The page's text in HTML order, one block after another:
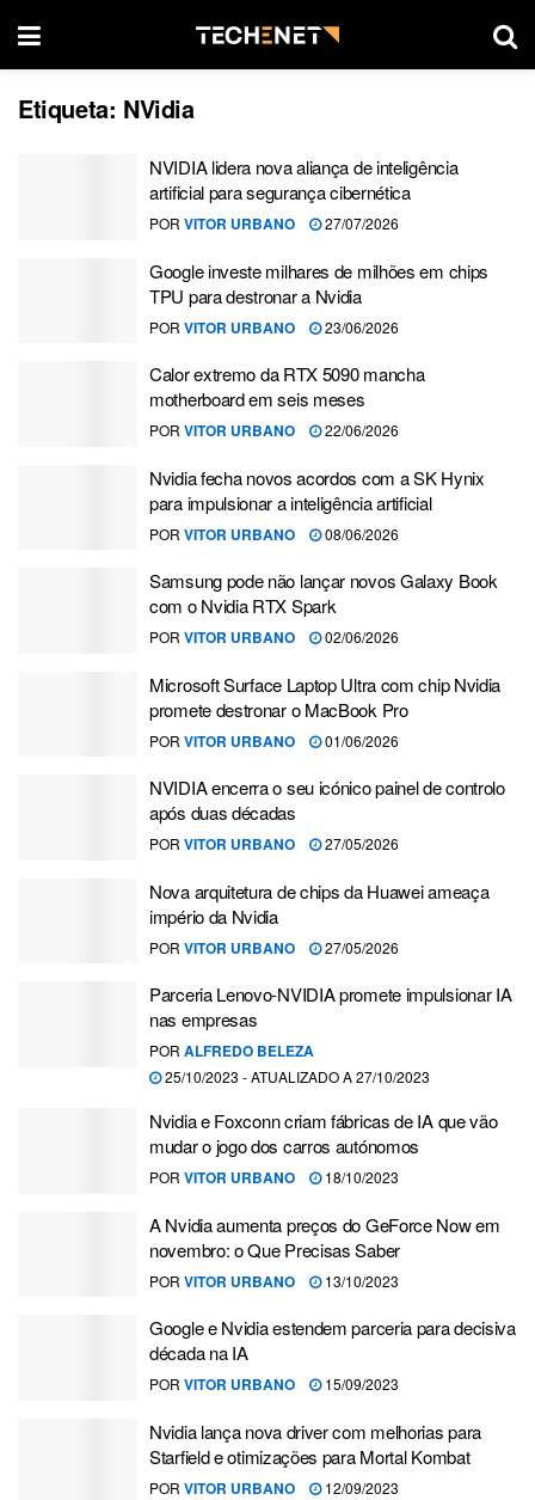
Etiqueta: NVidia
NVIDIA lidera nova aliança de inteligência
artificial para segurança cibernética
POR VITOR URBANO 27/07/2026
Google investe milhares de milhões em chips
TPU para destronar a Nvidia
POR VITOR URBANO 23/06/2026
Calor extremo da RTX 5090 mancha
motherboard em seis meses
POR VITOR URBANO 22/06/2026
Nvidia fecha novos acordos com a SK Hynix
para impulsionar a inteligência artificial
POR VITOR URBANO 08/06/2026
Samsung pode não lançar novos Galaxy Book
com o Nvidia RTX Spark
POR VITOR URBANO 02/06/2026
Microsoft Surface Laptop Ultra com chip Nvidia
promete destronar o MacBook Pro
POR VITOR URBANO 01/06/2026
NVIDIA encerra o seu icónico painel de controlo
após duas décadas
POR VITOR URBANO 27/05/2026
Nova arquitetura de chips da Huawei ameaça
império da Nvidia
POR VITOR URBANO 27/05/2026
Parceria Lenovo-NVIDIA promete impulsionar IA
nas empresas
POR ALFREDO BELEZA
25/10/2023 - ATUALIZADO A 27/10/2023
Nvidia e Foxconn criam fábricas de IA que vão
mudar o jogo dos carros autónomos
POR VITOR URBANO 18/10/2023
A Nvidia aumenta preços do GeForce Now em
novembro: o Que Precisas Saber
POR VITOR URBANO 13/10/2023
Google e Nvidia estendem parceria para decisiva
década na IA
POR VITOR URBANO 15/09/2023
Nvidia lança nova driver com melhorias para
Starfield e otimizações para Mortal Kombat
POR VITOR URBANO 12/09/2023